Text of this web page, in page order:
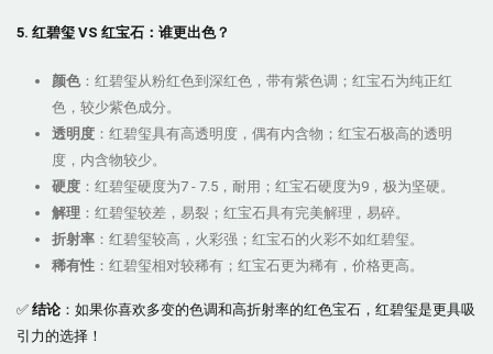
5. 红碧玺 VS 红宝石：谁更出色？
颜色：红碧玺从粉红色到深红色，带有紫色调；红宝石为纯正红
色，较少紫色成分。
透明度 ：红碧玺具有高透明度，偶有内含物；红宝石极高的透明
度，内含物较少。
硬度 ：红碧玺硬度为7 - 7.5，耐用；红宝石硬度为9，极为坚硬。
解理 ：红碧玺较差，易裂；红宝石具有完美解理，易碎。
折射率 ：红碧玺较高，火彩强；红宝石的火彩不如红碧玺。
稀有性 ：红碧玺相对较稀有；红宝石更为稀有，价格更高。
✅ 结论：如果你喜欢多变的色调和高折射率的红色宝石，红碧玺是更具吸
引力的选择！